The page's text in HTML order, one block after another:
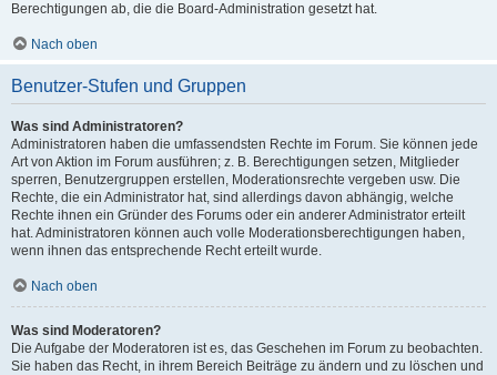
Berechtigungen ab, die die Board-Administration gesetzt hat.
Nach oben
Benutzer-Stufen und Gruppen
Was sind Administratoren?
Administratoren haben die umfassendsten Rechte im Forum. Sie können jede
Art von Aktion im Forum ausführen; z. B. Berechtigungen setzen, Mitglieder
sperren, Benutzergruppen erstellen, Moderationsrechte vergeben usw. Die
Rechte, die ein Administrator hat, sind allerdings davon abhängig, welche
Rechte ihnen ein Gründer des Forums oder ein anderer Administrator erteilt
hat. Administratoren können auch volle Moderationsberechtigungen haben,
wenn ihnen das entsprechende Recht erteilt wurde.
Nach oben
Was sind Moderatoren?
Die Aufgabe der Moderatoren ist es, das Geschehen im Forum zu beobachten.
Sie haben das Recht, in ihrem Bereich Beiträge zu ändern und zu löschen und